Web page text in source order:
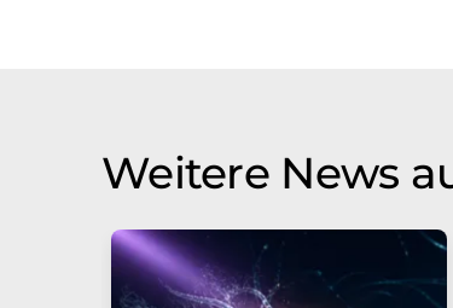
Weitere News